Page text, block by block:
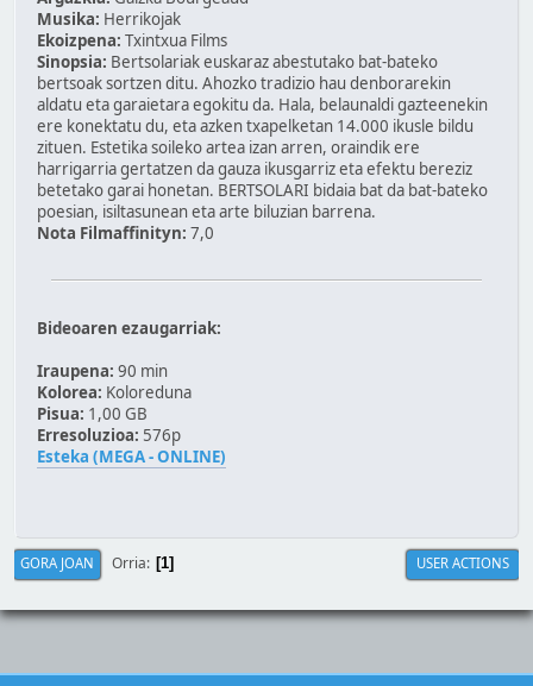
Musika: Herrikojak
Ekoizpena: Txintxua Films
Sinopsia: Bertsolariak euskaraz abestutako bat-bateko
bertsoak sortzen ditu. Ahozko tradizio hau denborarekin
aldatu eta garaietara egokitu da. Hala, belaunaldi gazteenekin
ere konektatu du, eta azken txapelketan 14.000 ikusle bildu
zituen. Estetika soileko artea izan arren, oraindik ere
harrigarria gertatzen da gauza ikusgarriz eta efektu bereziz
betetako garai honetan. BERTSOLARI bidaia bat da bat-bateko
poesian, isiltasunean eta arte biluzian barrena.
Nota Filmaffinityn: 7,0
Bideoaren ezaugarriak:
Iraupena: 90 min
Kolorea: Koloreduna
Pisua: 1,00 GB
Erresoluzioa: 576p
Esteka (MEGA - ONLINE)
GORA JOAN Orria 1 USER ACTIONS